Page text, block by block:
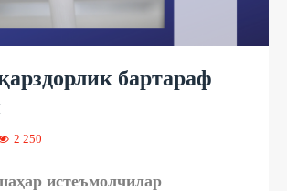
бартараф
2 250
истеъмолчилар